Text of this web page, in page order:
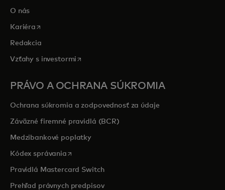
O nás
Kariéra opens in a new tab
Redakcia
Vzťahy s investormi opens in a new tab
PRÁVO A OCHRANA SÚKROMIA
Ochrana súkromia a zodpovednosť za údaje
Záväzné firemné pravidlá (BCR)
Medzibankové poplatky
Kódex správaniaopens in a new tab
Pravidlá Mastercard Switch
Prehľad právnych predpisov